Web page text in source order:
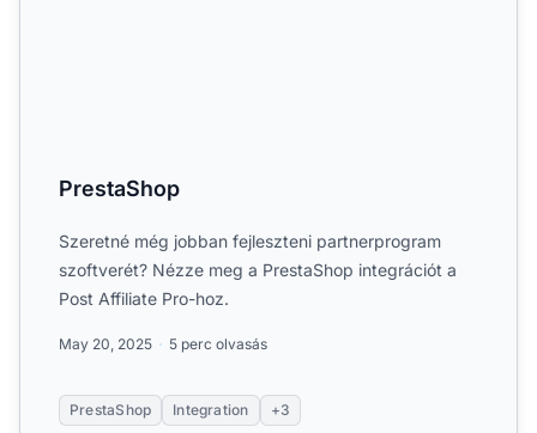
PrestaShop
Szeretné még jobban fejleszteni partnerprogram
szoftverét? Nézze meg a PrestaShop integrációt a
Post Affiliate Pro-hoz.
May 20, 2025 5 perc olvasás
PrestaShop Integration +3